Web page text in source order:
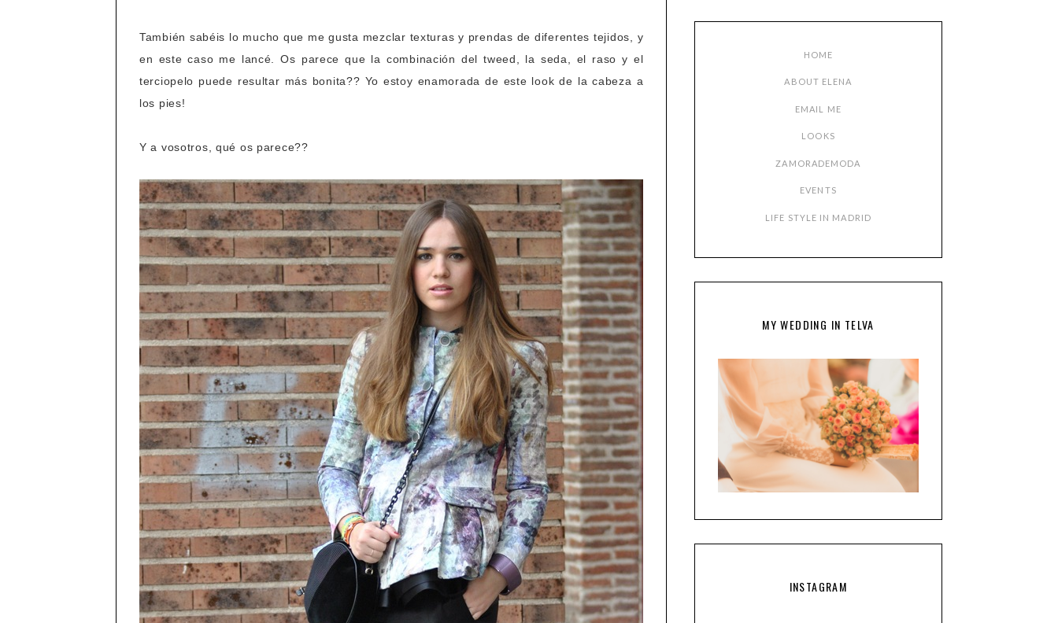
También sabéis lo mucho que me gusta mezclar texturas y prendas de diferentes tejidos, y
en este caso me lancé. Os parece que la combinación del tweed, la seda, el raso y el
terciopelo puede resultar más bonita?? Yo estoy enamorada de este look de la cabeza a
los pies!
Y a vosotros, qué os parece??
HOME
ABOUT ELENA
EMAIL ME
LOOKS
ZAMORADEMODA
EVENTS
LIFE STYLE IN MADRID
MY WEDDING IN TELVA
INSTAGRAM